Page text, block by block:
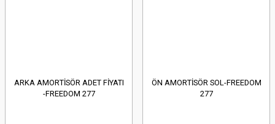
ARKA AMORTİSÖR ADET FİYATI
-FREEDOM 277
ÖN AMORTİSÖR SOL-FREEDOM
277